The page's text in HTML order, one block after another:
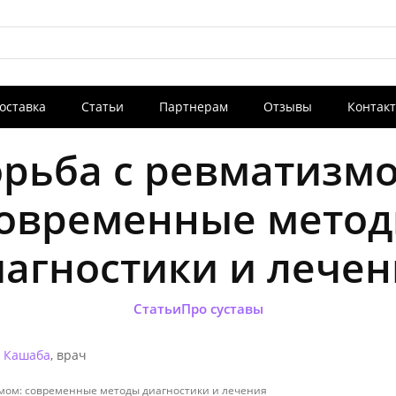
История бренда IPH
Статьи Партнерам Отзывы
с
и
СтатьиПро суставы
Кашаба, врач
современные методы диагностики и лечения
к медицинским